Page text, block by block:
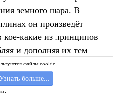
земного шара. В
он произведёт
кое-какие из принципов
и дополняя их тем
в круг его
самим
файлы cookie.
Узнать больше...